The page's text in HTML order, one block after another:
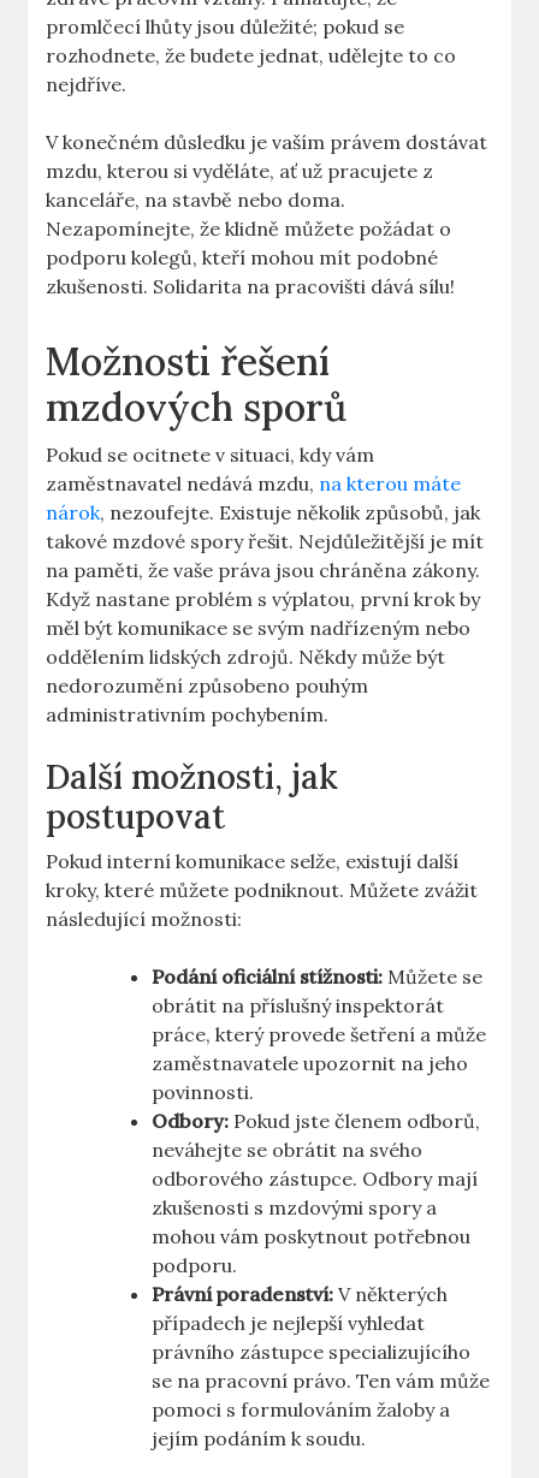
promlčecí lhůty jsou důležité; pokud se
rozhodnete, že budete jednat, udělejte to co
nejdříve.
V konečném důsledku je vaším právem dostávat
mzdu, kterou si vyděláte, ať už pracujete z
kanceláře, na stavbě nebo doma.
Nezapomínejte, že klidně můžete požádat o
podporu kolegů, kteří mohou mít podobné
zkušenosti. Solidarita na pracovišti dává sílu!
Možnosti řešení
mzdových sporů
Pokud se ocitnete v situaci, kdy vám
zaměstnavatel nedává mzdu, na kterou máte
nárok, nezoufejte. Existuje několik způsobů, jak
takové mzdové spory řešit. Nejdůležitější je mít
na paměti, že vaše práva jsou chráněna zákony.
Když nastane problém s výplatou, první krok by
měl být komunikace se svým nadřízeným nebo
oddělením lidských zdrojů. Někdy může být
nedorozumění způsobeno pouhým
administrativním pochybením.
Další možnosti, jak
postupovat
Pokud interní komunikace selže, existují další
kroky, které můžete podniknout. Můžete zvážit
následující možnosti:
Podání oficiální stížnosti: Můžete se
obrátit na příslušný inspektorát
práce, který provede šetření a může
zaměstnavatele upozornit na jeho
povinnosti.
Odbory: Pokud jste členem odborů,
neváhejte se obrátit na svého
odborového zástupce. Odbory mají
zkušenosti s mzdovými spory a
mohou vám poskytnout potřebnou
podporu.
Právní poradenství: V některých
případech je nejlepší vyhledat
právního zástupce specializujícího
se na pracovní právo. Ten vám může
pomoci s formulováním žaloby a
jejím podáním k soudu.